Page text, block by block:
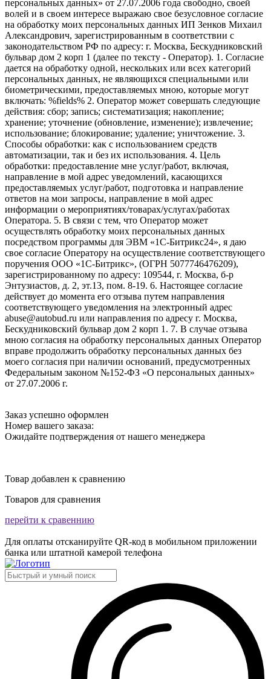
персональных данных» от 27.07.2006 года свободно, своей
волей и в своем интересе выражаю свое безусловное согласие
на обработку моих персональных данных ИП Зенков Михаил
Александрович, зарегистрированным в соответствии с
законодательством РФ по адресу: г. Москва, Бескудниковский
бульвар дом 2 корп 1 (далее по тексту - Оператор). 1. Согласие
дается на обработку одной, нескольких или всех категорий
персональных данных, не являющихся специальными или
биометрическими, предоставляемых мною, которые могут
включать: %fields% 2. Оператор может совершать следующие
действия: сбор; запись; систематизация; накопление;
хранение; уточнение (обновление, изменение); извлечение;
использование; блокирование; удаление; уничтожение. 3.
Способы обработки: как с использованием средств
автоматизации, так и без их использования. 4. Цель
обработки: предоставление мне услуг/работ, включая,
направление в мой адрес уведомлений, касающихся
предоставляемых услуг/работ, подготовка и направление
ответов на мои запросы, направление в мой адрес
информации о мероприятиях/товарах/услугах/работах
Оператора. 5. В связи с тем, что Оператор может
осуществлять обработку моих персональных данных
посредством программы для ЭВМ «1С-Битрикс24», я даю
свое согласие Оператору на осуществление соответствующего
поручения ООО «1С-Битрикс», (ОГРН 5077746476209),
зарегистрированному по адресу: 109544, г. Москва, б-р
Энтузиастов, д. 2, эт.13, пом. 8-19. 6. Настоящее согласие
действует до момента его отзыва путем направления
соответствующего уведомления на электронный адрес
abuse@autobud.ru или направления по адресу г. Москва,
Бескудниковский бульвар дом 2 корп 1. 7. В случае отзыва
мною согласия на обработку персональных данных Оператор
вправе продолжить обработку персональных данных без
моего согласия при наличии оснований, предусмотренных
Федеральным законом №152-ФЗ «О персональных данных»
от 27.07.2006 г.
Заказ успешно оформлен
Номер вашего заказа:
Ожидайте подтверждения от нашего менеджера
Товар добавлен к сравнению
Товаров для сравнения
перейти к сравеннию
Для оплаты отсканируйте QR-код в мобильном приложении
банка или штатной камерой телефона